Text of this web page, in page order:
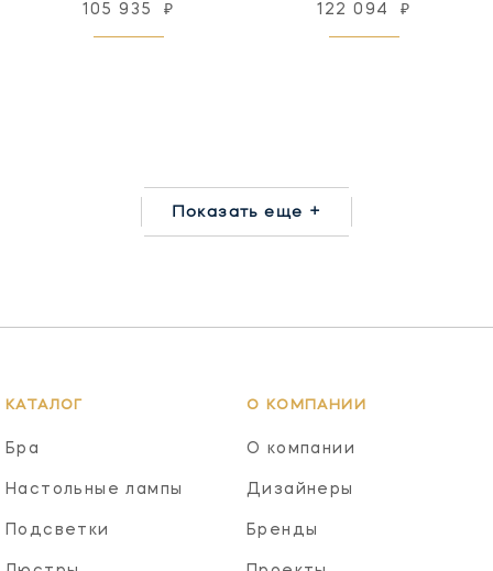
105 935 ₽ 122 094 ₽
Показать еще +
КАТАЛОГ
Бра
Настольные лампы
Подсветки
О КОМПАНИИ
О компании
Дизайнеры
Бренды